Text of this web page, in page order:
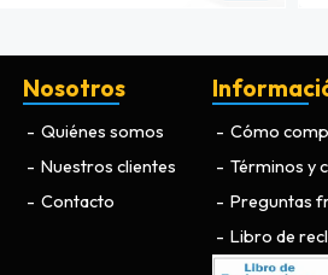
Nosotros
Quiénes somos
Nuestros clientes
Contacto
Cómo
Términos y
Preguntas
Libro de